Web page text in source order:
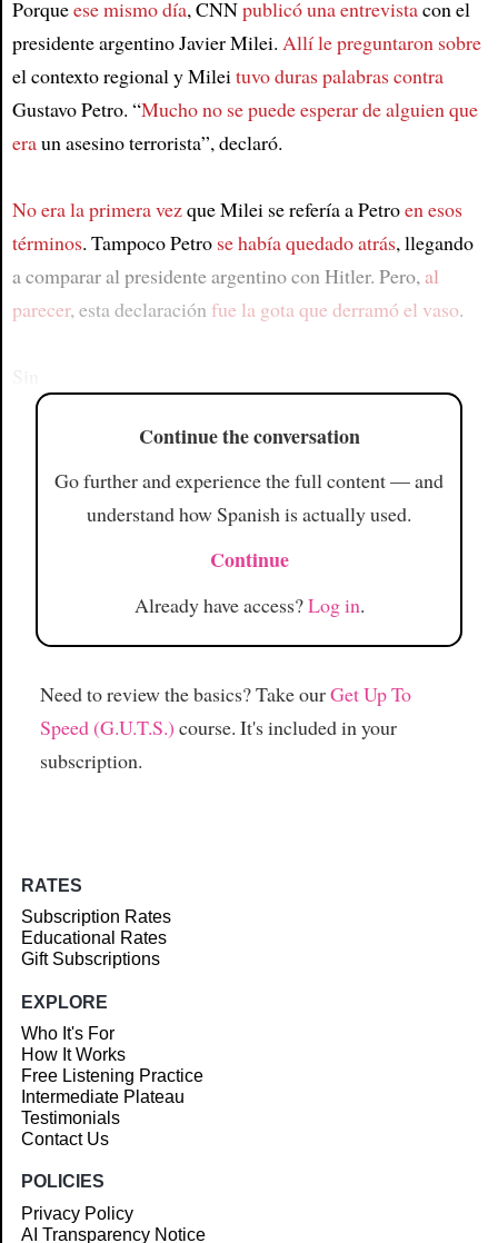
Porqueese mismo día, CNNpublicó una entrevistacon el
presidente argentino Javier Milei. Allí le preguntaron sobre
el contexto regional y Mileituvo duras palabras contra
Gustavo Petro. “Mucho no se puede esperar de alguien que
eraun asesino terrorista”, declaró.
No era la primera vezque Milei se refería a Petroen esos
términos. Tampoco Petro se había quedado atrás, llegando
a comparar al presidente argentino con Hitler. Pero,al
parecer, esta declaración fue la gota que derramó el vaso.
Continue the conversation
Go further and experience the full content — and
understand how Spanish is actually used.
Continue
Already have access?Log in.
Need to review the basics? Take ourGet Up To
Speed (G.U.T.S.) course. It's included in your
subscription.
RATES
Subscription Rates
Educational Rates
Gift Subscriptions
EXPLORE
Who It's For
How It Works
Free Listening Practice
Intermediate Plateau
Testimonials
Contact Us
POLICIES
Privacy Policy
AI Transparency Notice